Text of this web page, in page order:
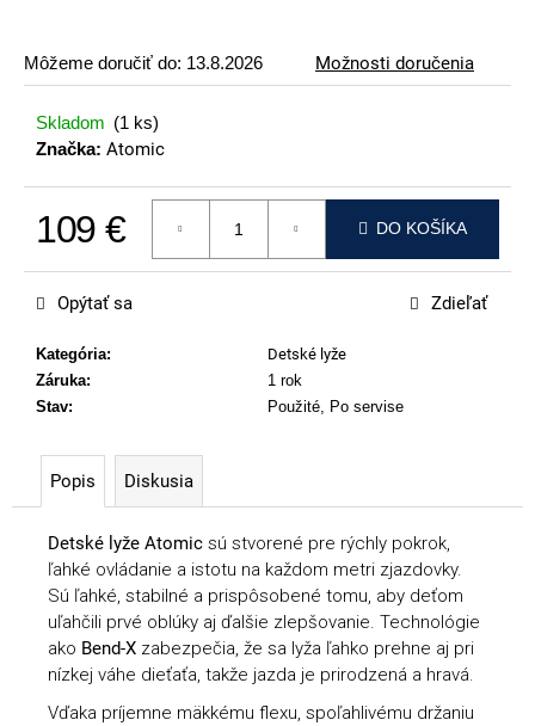
Môžeme doručiť do: 13.8.2026 Možnosti doručenia
Skladom (1 ks)
Značka: Atomic
109 €
Jednotková cena:
DO KOŠÍKA
Kategória:
Detské lyže
Záruka:
1 rok
Stav: Použité, Po servise
Opýtať sa Zdieľať
Popis Diskusia
Detské lyže Atomic sú stvorené pre rýchly pokrok,
ľahké ovládanie a istotu na každom metri zjazdovky.
Sú ľahké, stabilné a prispôsobené tomu, aby deťom
uľahčili prvé oblúky aj ďalšie zlepšovanie. Technológie
ako Bend-X zabezpečia, že sa lyža ľahko prehne aj pri
nízkej váhe dieťaťa, takže jazda je prirodzená a hravá.
Vďaka príjemne mäkkému flexu, spoľahlivému držaniu
o
r
ú
č
e
VOLKL
RTM